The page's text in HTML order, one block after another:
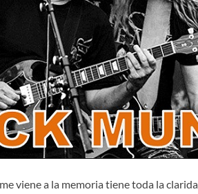
viene a la memoria tiene toda la